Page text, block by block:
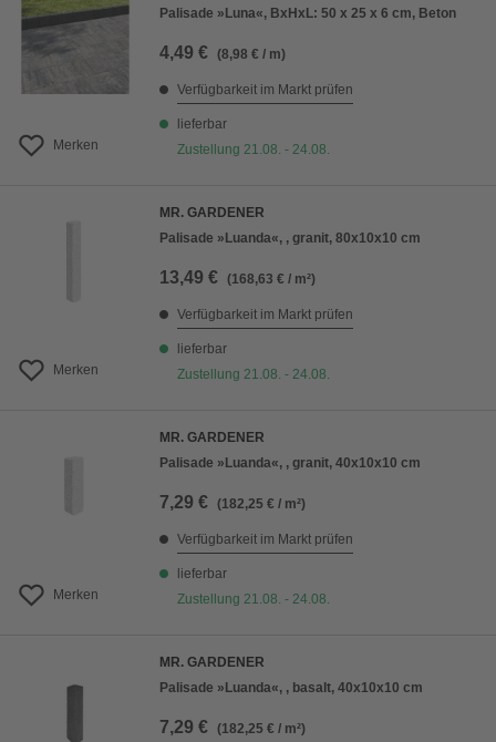
Merken
Palisade »Luna«, BxHxL: 50 x 25 x 6 cm, Beton
4,49 € (8,98 € / m)
Verfügbarkeit im Markt prüfen
lieferbar
Zustellung 21.08. - 24.08.
Merken
MR. GARDENER
Palisade »Luanda«, , granit, 80x10x10 cm
13,49 € (168,63 € / m²)
Verfügbarkeit im Markt prüfen
lieferbar
Zustellung 21.08. - 24.08.
Merken
MR. GARDENER
Palisade »Luanda«, , granit, 40x10x10 cm
7,29 € (182,25 € / m²)
Verfügbarkeit im Markt prüfen
lieferbar
Zustellung 21.08. - 24.08.
MR. GARDENER
Palisade »Luanda«, , basalt, 40x10x10 cm
7,29 € (182,25 € / m²)